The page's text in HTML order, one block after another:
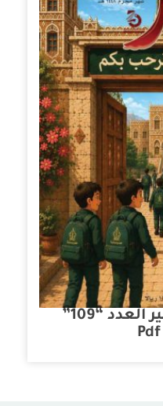
مجلة الأشتر الصغير العدد “109”